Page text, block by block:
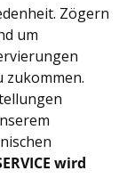
Zögern
um
zukommen.
wird